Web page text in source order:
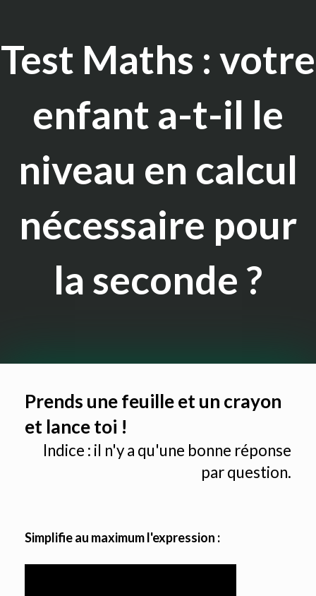
Test Maths : votre
enfant a-t-il le
niveau en calcul
nécessaire pour
la seconde ?
Prends une feuille et un crayon
et lance toi !
Indice : il n'y a qu'une bonne réponse
par question.
Simplifie au maximum l'expression :